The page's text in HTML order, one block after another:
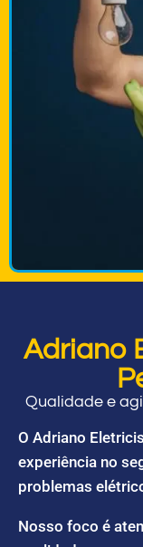
Adriano
Qualidade e
O Adriano
experiência no
problemas
Nosso foco é